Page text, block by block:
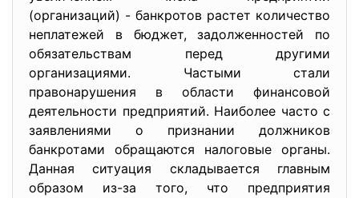
(организаций) - банкротов растет количество
неплатежей в бюджет, задолженностей по
обязательствам перед другими
организациями. Частыми стали
правонарушения в области финансовой
деятельности предприятий. Наиболее часто с
заявлениями о признании должников
банкротами обращаются налоговые органы.
Данная ситуация складывается главным
образом из-за того, что предприятия